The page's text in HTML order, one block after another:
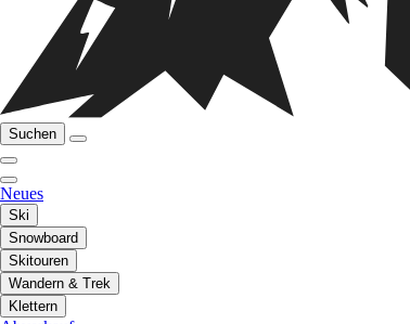
Suchen
Neues
Ski
Snowboard
Skitouren
Wandern & Trek
Klettern